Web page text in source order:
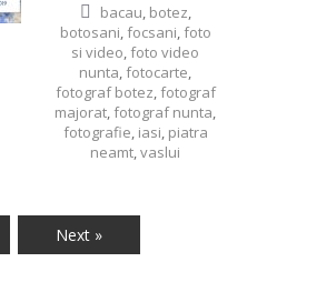
bacau, botez,
botosani,focsani,foto
si video,foto video
nunta,fotocarte,
fotograf botez,fotograf
majorat,fotograf nunta,
fotografie, iasi, piatra
neamt,vaslui
Next »